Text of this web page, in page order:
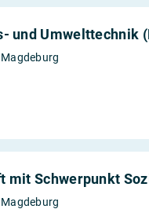
und Umwelttechnik
mit Schwerpunkt